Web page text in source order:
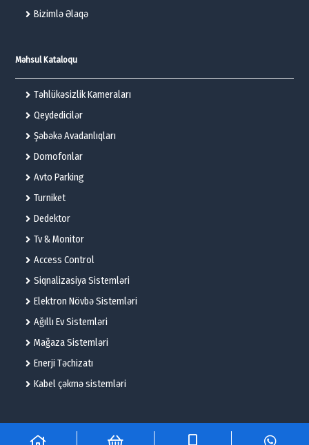
Bizimlə Əlaqə
Məhsul Kataloqu
Təhlükəsizlik Kameraları
Qeydedicilər
Şəbəkə Avadanlıqları
Domofonlar
Avto Parking
Turniket
Dedektor
Tv & Monitor
Access Control
Siqnalizasiya Sistemləri
Elektron Növbə Sistemləri
Ağıllı Ev Sistemləri
Mağaza Sistemləri
Enerji Təchizatı
Kabel çəkmə sistemləri
© 2025 – Flame Technologies